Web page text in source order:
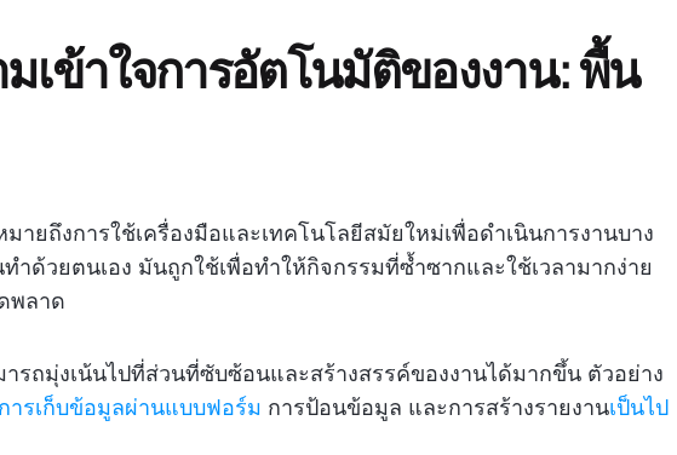
เข้าใจการอัตโนมัติของงาน: พื้น
ายถึงการใช้เครื่องมือและเทคโนโลยีสมัยใหม่เพื่อดำเนินการงานบาง
ำด้วยตนเอง มันถูกใช้เพื่อทำให้กิจกรรมที่ซ้ำซากและใช้เวลามากง่าย
พลาด
รถมุ่งเน้นไปที่ส่วนที่ซับซ้อนและสร้างสรรค์ของงานได้มากขึ้น ตัวอย่าง
รเก็บข้อมูลผ่านแบบฟอร์ม การป้อนข้อมูล และการสร้างรายงานเป็นไป